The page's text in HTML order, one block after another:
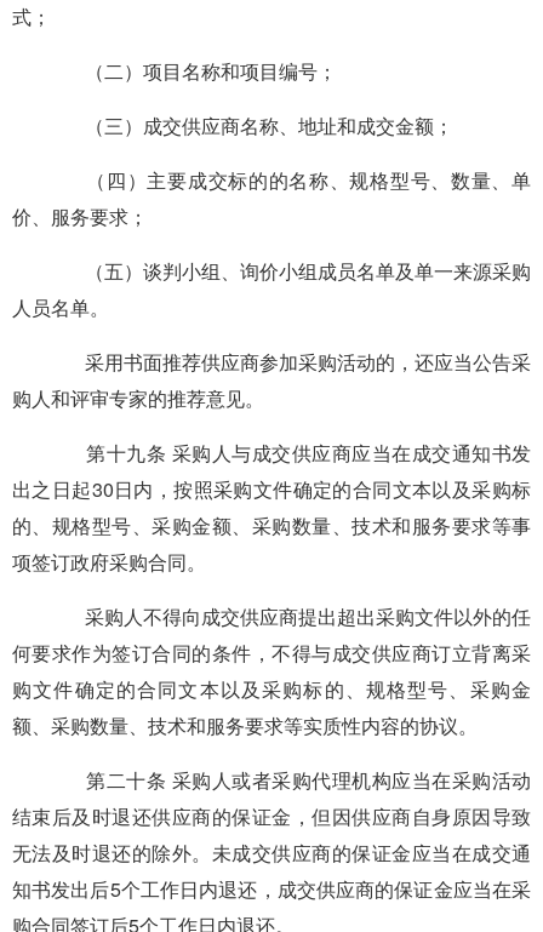
式；
（二）项目名称和项目编号；
（三）成交供应商名称、地址和成交金额；
（四）主要成交标的的名称、规格型号、数量、单
价、服务要求；
（五）谈判小组、询价小组成员名单及单一来源采购
人员名单。
采用书面推荐供应商参加采购活动的，还应当公告采
购人和评审专家的推荐意见。
第十九条 采购人与成交供应商应当在成交通知书发
出之日起30日内，按照采购文件确定的合同文本以及采购标
的、规格型号、采购金额、采购数量、技术和服务要求等事
项签订政府采购合同。
采购人不得向成交供应商提出超出采购文件以外的任
何要求作为签订合同的条件，不得与成交供应商订立背离采
购文件确定的合同文本以及采购标的、规格型号、采购金
额、采购数量、技术和服务要求等实质性内容的协议。
第二十条 采购人或者采购代理机构应当在采购活动
结束后及时退还供应商的保证金，但因供应商自身原因导致
无法及时退还的除外。未成交供应商的保证金应当在成交通
知书发出后5个工作日内退还，成交供应商的保证金应当在采
购合同签订后5个工作日内退还。